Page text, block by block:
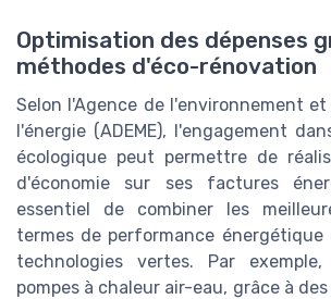
Optimisation des dépenses
méthodes d'éco-rénovation
Selon l'Agence de l'environnement
l'énergie (ADEME), l'engagement
écologique peut permettre de
d'économie sur ses factures
essentiel de combiner les
termes de performance
technologies vertes. Par
pompes à chaleur air-eau, grâce à